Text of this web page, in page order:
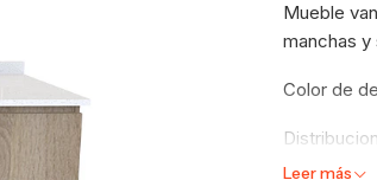
Mueble
manchas
Color de
Leer más